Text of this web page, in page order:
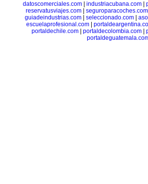
datoscomerciales.com| industriacubana.com|
reservatusviajes.com| seguroparacoches.com
guiadeindustrias.com
seleccionado.com
escuelaprofesional.com
portaldechile.com
portaldecolombia.com